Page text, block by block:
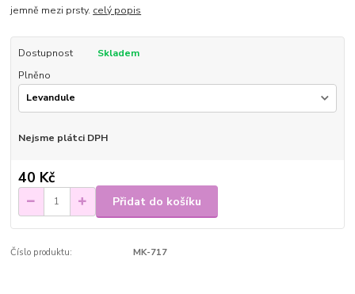
jemně mezi prsty. celý popis
Dostupnost
Skladem
Plněno
Nejsme plátci DPH
40 Kč
Přidat do košíku
Číslo produktu: MK-717